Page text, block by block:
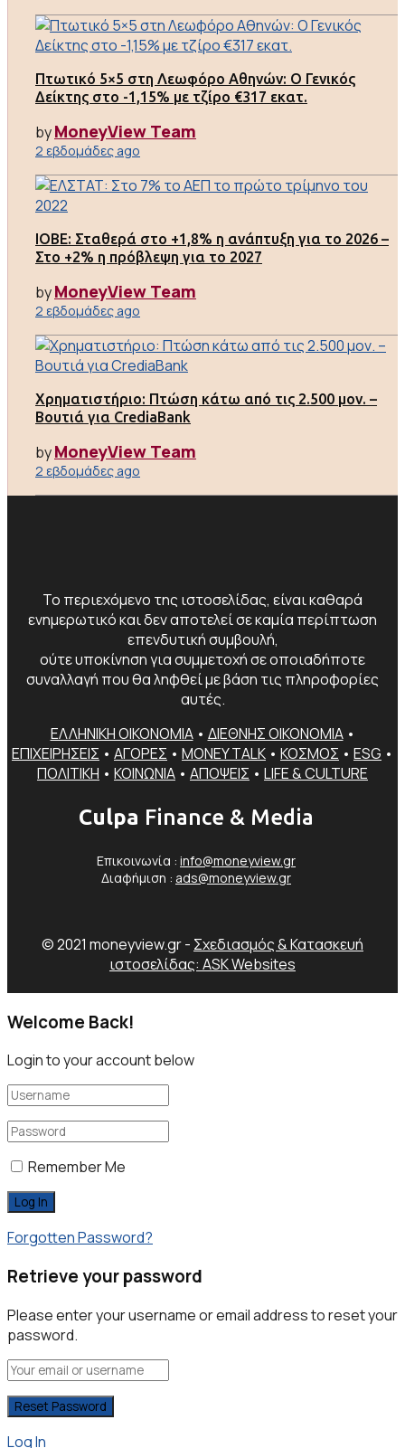
Πτωτικό 5×5 στη Λεωφόρο Αθηνών: Ο Γενικός
Δείκτης στο -1,15% με τζίρο €317 εκατ.
byMoneyView Team
2 εβδομάδες ago
ΙΟΒΕ: Σταθερά στο +1,8% η ανάπτυξη για το 2026 –
Στο +2% η πρόβλεψη για το 2027
byMoneyView Team
2 εβδομάδες ago
Χρηματιστήριο: Πτώση κάτω από τις 2.500 μον. –
Βουτιά για CrediaBank
byMoneyView Team
2 εβδομάδες ago
Το περιεχόμενο της ιστοσελίδας, είναι καθαρά
ενημερωτικό και δεν αποτελεί σε καμία περίπτωση
επενδυτική συμβουλή,
ούτε υποκίνηση για συμμετοχή σε οποιαδήποτε
συναλλαγή που θα ληφθεί με βάση τις πληροφορίες
αυτές.
ΕΛΛΗΝΙΚΗ ΟΙΚΟΝΟΜΙΑ• ΔΙΕΘΝΗΣ ΟΙΚΟΝΟΜΙΑ•
ΕΠΙΧΕΙΡΗΣΕΙΣ • ΑΓΟΡΕΣ • MONEY TALK • ΚΟΣΜΟΣ • ESG •
ΠΟΛΙΤΙΚΗ • ΚΟΙΝΩΝΙΑ • ΑΠΟΨΕΙΣ • LIFE & CULTURE
Culpa Finance & Media
Επικοινωνία : info@moneyview.gr
Διαφήμιση : ads@moneyview.gr
© 2021 moneyview.gr - Σχεδιασμός & Κατασκευή
ιστοσελίδας: ASK Websites
Welcome Back!
Login to your account below
Remember Me
Forgotten Password?
Retrieve your password
Please enter your username or email address to reset your
password.
Log In